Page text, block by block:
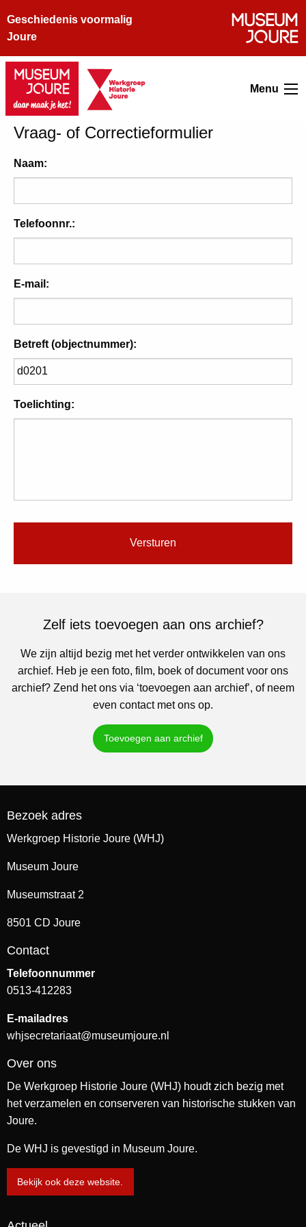
Geschiedenis voormalig
Joure
Menu
Vraag- of Correctieformulier
Naam:
Telefoonnr.:
E-mail:
Betreft (objectnummer):
Toelichting:
Zelf iets toevoegen aan ons archief?
We zijn altijd bezig met het verder ontwikkelen van ons
archief. Heb je een foto, film, boek of document voor ons
archief? Zend het ons via ‘toevoegen aan archief’, of neem
even contact met ons op.
Toevoegen aan archief
Bezoek adres
Werkgroep Historie Joure (WHJ)
Museum Joure
Museumstraat 2
8501 CD Joure
Contact
Telefoonnummer
0513-412283
E-mailadres
whjsecretariaat@museumjoure.nl
Over ons
De Werkgroep Historie Joure (WHJ) houdt zich bezig met
het verzamelen en conserveren van historische stukken van
Joure.
De WHJ is gevestigd in Museum Joure.
Bekijk ook deze website.